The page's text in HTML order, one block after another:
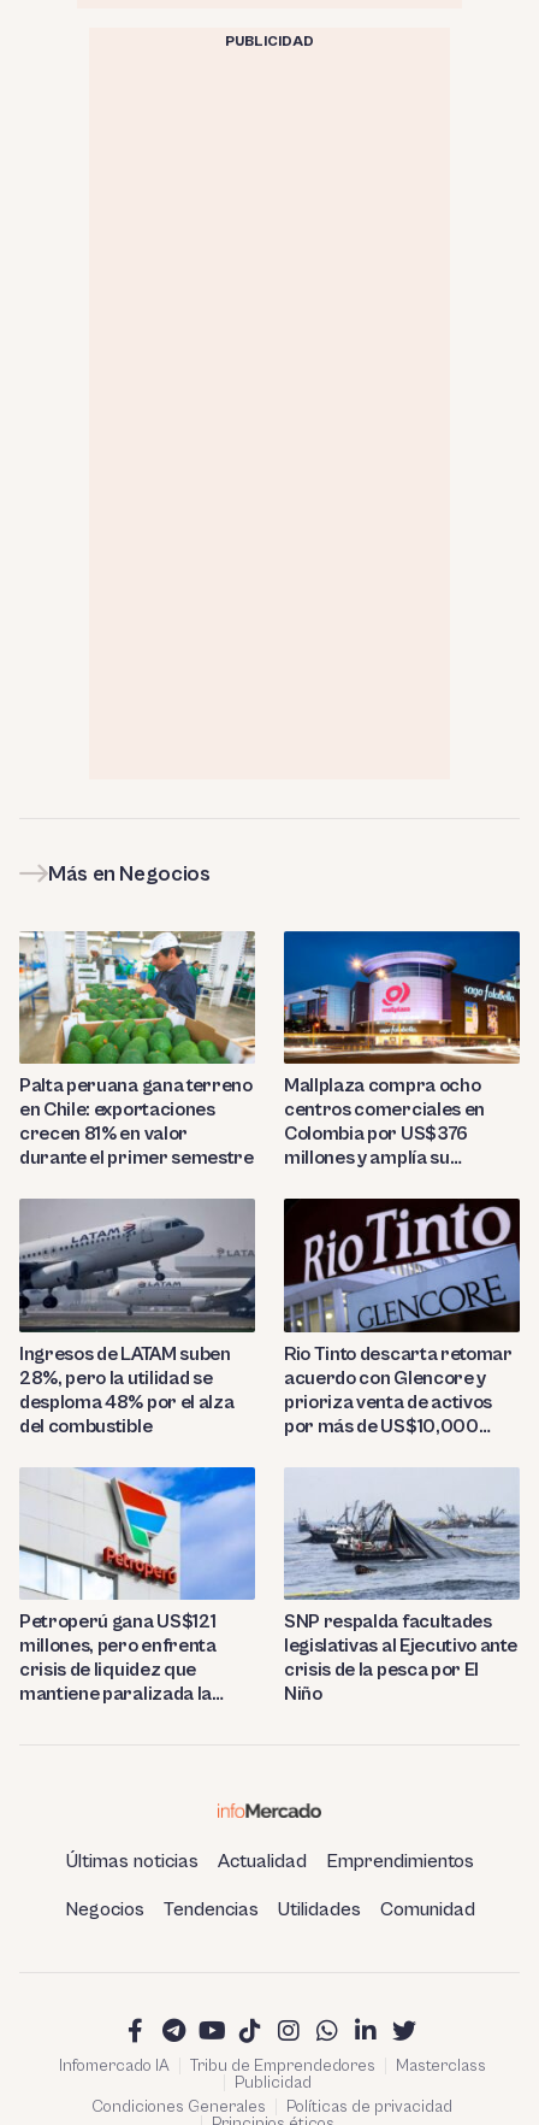
PUBLICIDAD
Más en Negocios
Palta peruana gana terreno
en Chile: exportaciones
crecen 81% en valor
durante el primer semestre
Mallplaza compra ocho
centros comerciales en
Colombia por US$376
millones y amplía su
Ingresos de LATAM suben
28%, pero la utilidad se
desploma 48% por el alza
del combustible
Rio Tinto descarta retomar
acuerdo con Glencore y
prioriza venta de activos
por más de US$10,000
Petroperú gana US$121
millones, pero enfrenta
crisis de liquidez que
mantiene paralizada la
SNP respalda facultades
legislativas al Ejecutivo ante
crisis de la pesca por El
Niño
Últimas noticias Actualidad Emprendimientos
Negocios Tendencias Utilidades Comunidad
Infomercado IA Tribu de Emprendedores
Masterclass
Publicidad
Condiciones Generales
Políticas de privacidad